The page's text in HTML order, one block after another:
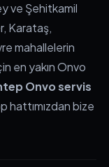
ve Şehitkamil
Karataş,
mahallelerin
en yakın Onvo
Onvo servis
bize